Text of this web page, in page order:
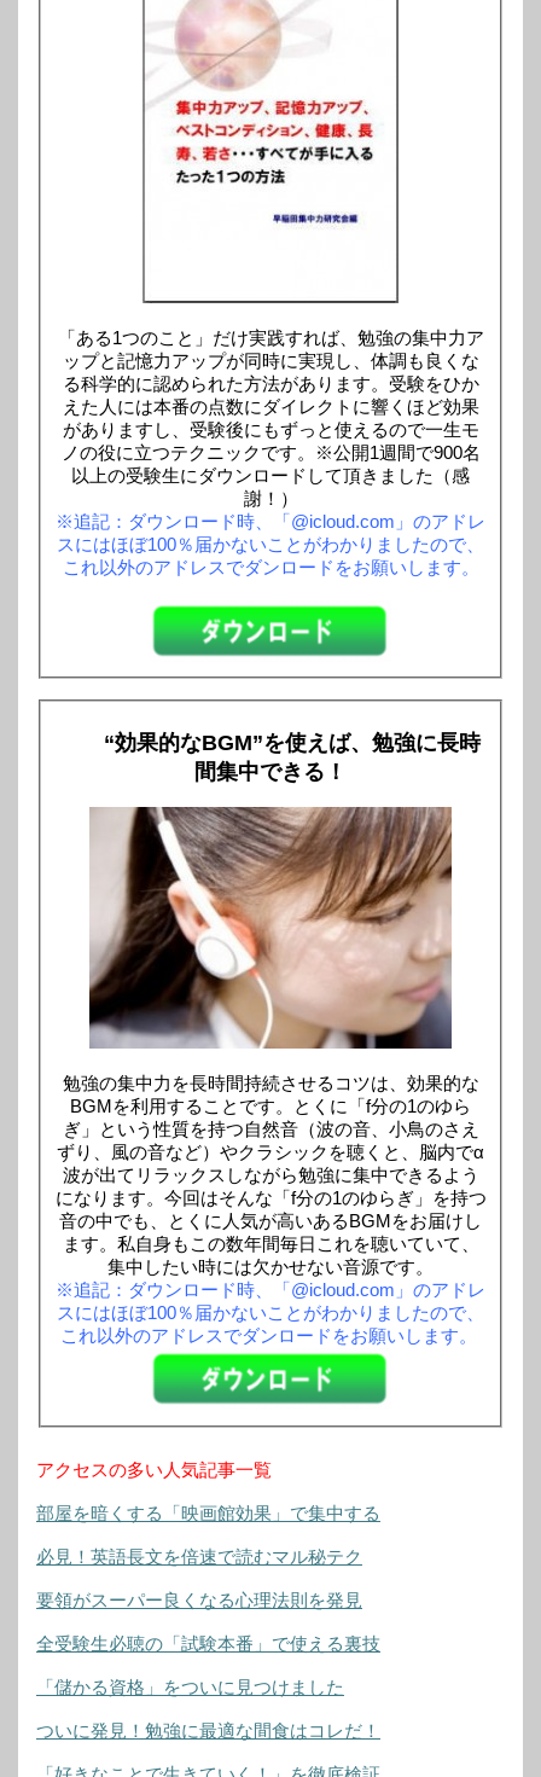
「ある1つのこと」だけ実践すれば、勉強の集中力ア
ップと記憶力アップが同時に実現し、体調も良くな
る科学的に認められた方法があります。受験をひか
えた人には本番の点数にダイレクトに響くほど効果
がありますし、受験後にもずっと使えるので一生モ
ノの役に立つテクニックです。※公開1週間で900名
以上の受験生にダウンロードして頂きました（感
謝！）
※追記：ダウンロード時、「@icloud.com」のアドレ
スにはほぼ100％届かないことがわかりましたので、
これ以外のアドレスでダンロードをお願いします。
“効果的なBGM”を使えば、勉強に長時
間集中できる！
勉強の集中力を長時間持続させるコツは、効果的な
BGMを利用することです。とくに「f分の1のゆら
ぎ」という性質を持つ自然音（波の音、小鳥のさえ
ずり、風の音など）やクラシックを聴くと、脳内でα
波が出てリラックスしながら勉強に集中できるよう
になります。今回はそんな「f分の1のゆらぎ」を持つ
音の中でも、とくに人気が高いあるBGMをお届けし
ます。私自身もこの数年間毎日これを聴いていて、
集中したい時には欠かせない音源です。
※追記：ダウンロード時、「@icloud.com」のアドレ
スにはほぼ100％届かないことがわかりましたので、
これ以外のアドレスでダンロードをお願いします。
アクセスの多い人気記事一覧
部屋を暗くする「映画館効果」で集中する
必見！英語長文を倍速で読むマル秘テク
要領がスーパー良くなる心理法則を発見
全受験生必聴の「試験本番」で使える裏技
「儲かる資格」をついに見つけました
ついに発見！勉強に最適な間食はコレだ！